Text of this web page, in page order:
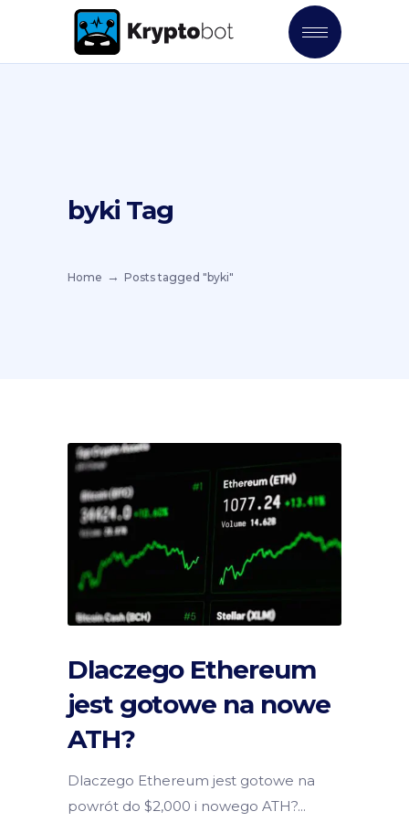
byki Tag
Home Posts tagged "byki"
Dlaczego Ethereum
jest gotowe na nowe
ATH?
Dlaczego Ethereum jest gotowe na
powrót do $2,000 i nowego ATH?